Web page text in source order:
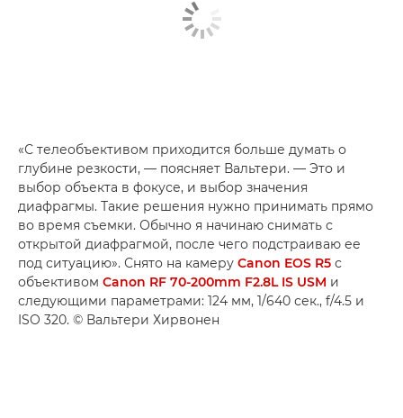
«С телеобъективом приходится больше думать о
глубине резкости, — поясняет Вальтери. — Это и
выбор объекта в фокусе, и выбор значения
диафрагмы. Такие решения нужно принимать прямо
во время съемки. Обычно я начинаю снимать с
открытой диафрагмой, после чего подстраиваю ее
под ситуацию». Снято на камеру Canon EOS R5 с
объективом Canon RF 70-200mm F2.8L IS USM и
следующими параметрами: 124 мм, 1/640 сек., f/4.5 и
ISO 320. © Вальтери Хирвонен